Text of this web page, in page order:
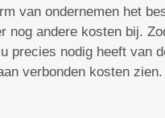
van ondernemen het
nog andere kosten bij.
precies nodig heeft van
verbonden kosten zien.